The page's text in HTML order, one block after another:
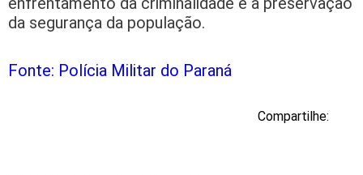
da segurança da população.
Fonte: Polícia Militar do Paraná
Compartilhe: